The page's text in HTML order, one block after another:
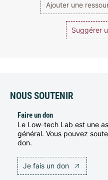
Ajouter une
Suggérer
NOUS SOUTENIR
Faire un don
Le Low-tech Lab est une
général. Vous pouvez
don.
Je fais un don